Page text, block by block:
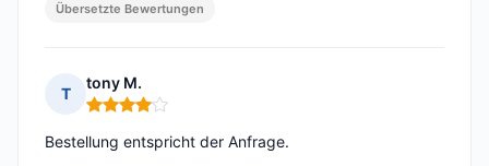
Übersetzte Bewertungen
T
tony M.
Hinweis: 4 von 5
Bestellung entspricht der Anfrage.